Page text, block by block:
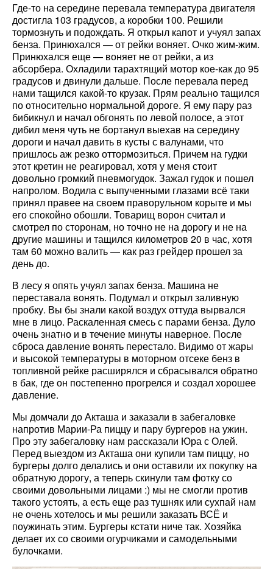
Где-то на середине перевала температура двигателя
достигла 103 градусов, а коробки 100. Решили
тормознуть и подождать. Я открыл капот и учуял запах
бенза. Принюхался — от рейки воняет. Очко жим-жим.
Принюхался еще — воняет не от рейки, а из
абсорбера. Охладили тарахтящий мотор кое-как до 95
градусов и двинули дальше. После перевала перед
нами тащился какой-то крузак. Прям реально тащился
по относительно нормальной дороге. Я ему пару раз
бибикнул и начал обгонять по левой полосе, а этот
дибил меня чуть не бортанул выехав на середину
дороги и начал давить в кусты с валунами, что
пришлось аж резко оттормозиться. Причем на гудки
этот кретин не реагировал, хотя у меня стоит
довольно громкий пневмогудок. Зажал гудок и пошел
напролом. Водила с выпученными глазами всё таки
принял правее на своем праворульном корыте и мы
его спокойно обошли. Товарищ ворон считал и
смотрел по сторонам, но точно не на дорогу и не на
другие машины и тащился километров 20 в час, хотя
там 60 можно валить — как раз грейдер прошел за
день до.
В лесу я опять учуял запах бенза. Машина не
переставала вонять. Подумал и открыл заливную
пробку. Вы бы знали какой воздух оттуда вырвался
мне в лицо. Раскаленная смесь с парами бенза. Дуло
очень знатно и в течение минуты наверное. После
сброса давление вонять перестало. Видимо от жары
и высокой температуры в моторном отсеке бенз в
топливной рейке расширялся и сбрасывался обратно
в бак, где он постепенно прогрелся и создал хорошее
давление.
Мы домчали до Акташа и заказали в забегаловке
напротив Марии-Ра пиццу и пару бургеров на ужин.
Про эту забегаловку нам рассказали Юра с Олей.
Перед выездом из Акташа они купили там пиццу, но
бургеры долго делались и они оставили их покупку на
обратную дорогу, а теперь скинули там фотку со
своими довольными лицами :) мы не смогли против
такого устоять, а есть еще раз тушняк или сухпай нам
не очень хотелось и мы решили заказать ВСЁ и
поужинать этим. Бургеры кстати ниче так. Хозяйка
делает их со своими огурчиками и самодельными
булочками.